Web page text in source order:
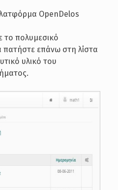
OpenDelos
το πολυμεσικό
πατήστε επάνω στη λίστα
υλικό του